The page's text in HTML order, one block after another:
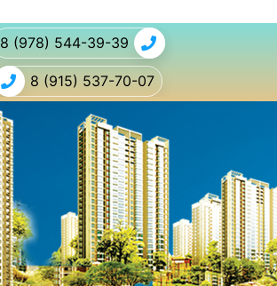
8 (978) 544-39-39
8 (915) 537-70-07